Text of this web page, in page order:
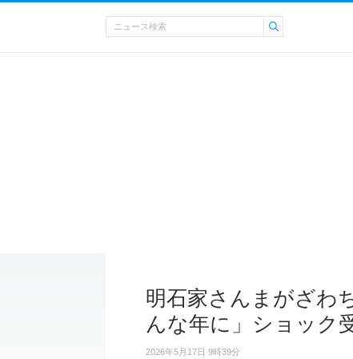
明石家さんまがざわ
んな年に」ショック
2026年5月17日 9時39分